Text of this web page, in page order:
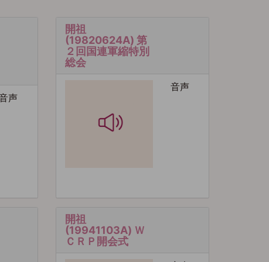
声
開祖
(19820624A) 第
２回国連軍縮特別
総会
音声
開祖
(19941103A) Ｗ
ＣＲＰ開会式